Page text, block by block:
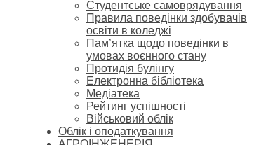
Cтудентське самоврядування
Правила поведінки здобувачів
освіти в коледжі
Пам’ятка щодо поведінки в
умовах воєнного стану
Протидія булінгу
Електронна бібліотека
Медіатека
Рейтинг успішності
Військовий облік
Облік і оподаткування